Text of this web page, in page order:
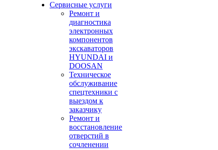
Сервисные услуги
Ремонт и
диагностика
электронных
компонентов
экскаваторов
HYUNDAI и
DOOSAN
Техническое
обслуживание
спецтехники с
выездом к
заказчику
Ремонт и
восстановление
отверстий в
сочленении